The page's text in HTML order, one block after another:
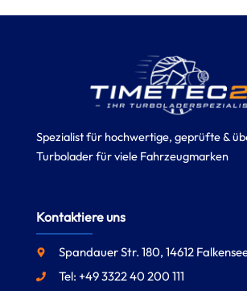
Spezialist für hochwertige, geprüfte &
Turbolader für viele Fahrzeugmarken
Kontaktiere uns
Spandauer Str. 180, 14612
Tel: +49 3322 40 200 111